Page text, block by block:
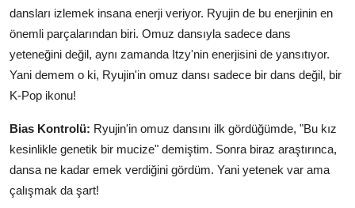
dansları izlemek insana enerji veriyor. Ryujin de bu enerjinin en
önemli parçalarından biri. Omuz dansıyla sadece dans
yeteneğini değil, aynı zamanda Itzy'nin enerjisini de yansıtıyor.
Yani demem o ki, Ryujin'in omuz dansı sadece bir dans değil, bir
K-Pop ikonu!
Bias Kontrolü: Ryujin'in omuz dansını ilk gördüğümde, "Bu kız
kesinlikle genetik bir mucize" demiştim. Sonra biraz araştırınca,
dansa ne kadar emek verdiğini gördüm. Yani yetenek var ama
çalışmak da şart!